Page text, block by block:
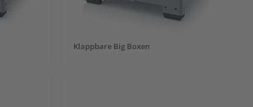
Klappbare Big Boxen